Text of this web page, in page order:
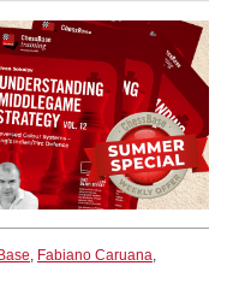
, Fabiano Caruana,